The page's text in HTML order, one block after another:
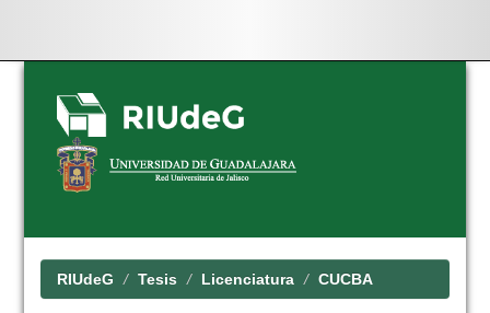
Skip
navigation
RIUdeG Tesis Licenciatura CUCBA